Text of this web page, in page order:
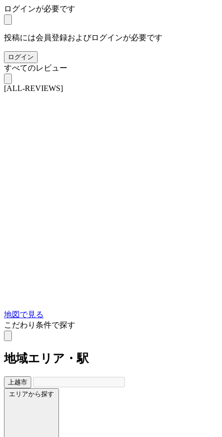
ログインが必要です
投稿には会員登録およびログインが必要です
ログイン
すべてのレビュー
[ALL-REVIEWS]
地図で見る
こだわり条件で探す
地域エリア・駅
上越市
エリアから探す